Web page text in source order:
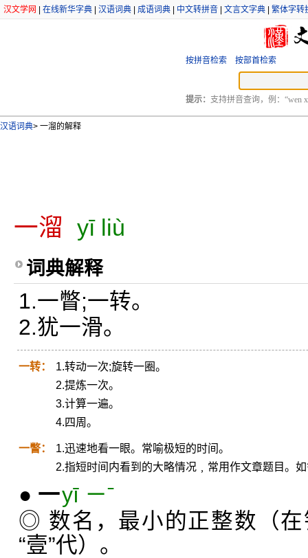
汉文学网 在线新华字典 汉语词典 成语词典 中文转拼音 文言文字典 繁体字转
按拼音检索 按部首检索
提示： 支持拼音查询，例：“wen
汉语词典> 一溜的解释
一溜 yī liù
词典解释
1.一瞥;一转。
2.犹一滑。
一转：
1.转动一次;旋转一圈。
2.提炼一次。
3.计算一遍。
4.四周。
一瞥：
1.迅速地看一眼。常喻极短的时间。
2.指短时间内看到的大略情况﹐常用作文章题目。
● 一yī ㄧˉ
◎ 数名，最小的正整数（
“壹”代）。